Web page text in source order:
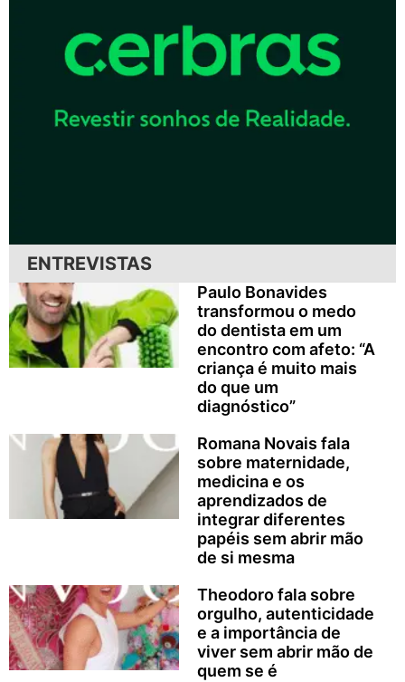
ENTREVISTAS
Paulo Bonavides
transformou o medo
do dentista em um
encontro com afeto: “A
criança é muito mais
do que um
diagnóstico”
Romana Novais fala
sobre maternidade,
medicina e os
aprendizados de
integrar diferentes
papéis sem abrir mão
de si mesma
Theodoro fala sobre
orgulho, autenticidade
e a importância de
viver sem abrir mão de
quem se é